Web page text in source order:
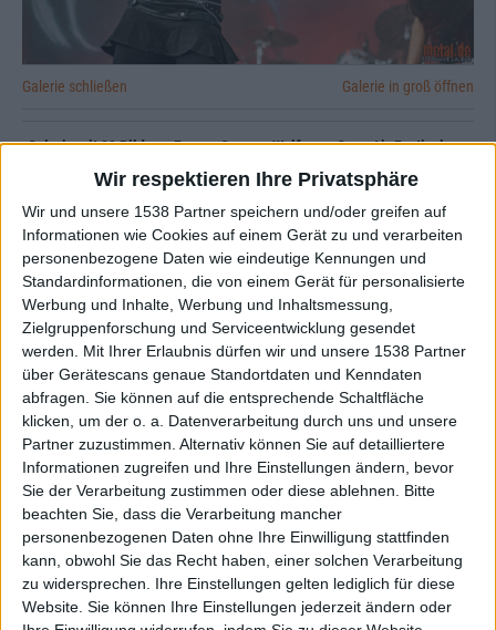
Wir respektieren Ihre Privatsphäre
Wir und unsere 1538 Partner speichern und/oder greifen auf
Informationen wie Cookies auf einem Gerät zu und verarbeiten
personenbezogene Daten wie eindeutige Kennungen und
Standardinformationen, die von einem Gerät für personalisierte
Werbung und Inhalte, Werbung und Inhaltsmessung,
Zielgruppenforschung und Serviceentwicklung gesendet
werden.
Mit Ihrer Erlaubnis dürfen wir und unsere 1538 Partner
über Gerätescans genaue Standortdaten und Kenndaten
abfragen. Sie können auf die entsprechende Schaltfläche
klicken, um der o. a. Datenverarbeitung durch uns und unsere
Partner zuzustimmen. Alternativ können Sie auf detailliertere
Informationen zugreifen und Ihre Einstellungen ändern, bevor
Sie der Verarbeitung zustimmen oder diese ablehnen.
Bitte
beachten Sie, dass die Verarbeitung mancher
personenbezogenen Daten ohne Ihre Einwilligung stattfinden
kann, obwohl Sie das Recht haben, einer solchen Verarbeitung
zu widersprechen. Ihre Einstellungen gelten lediglich für diese
Website. Sie können Ihre Einstellungen jederzeit ändern oder
Galerie schließen Galerie in groß öffnen
Galerie mit 29 Bildern: Frozen Crown - Wolfweez Open Air Festival
Galerie mit 27 Bildern: Frozen Crown - Rockharz Open Air 2025
Galerie mit 14 Bildern: Frozen Crown - 3 Ways To Magic Tour 2019